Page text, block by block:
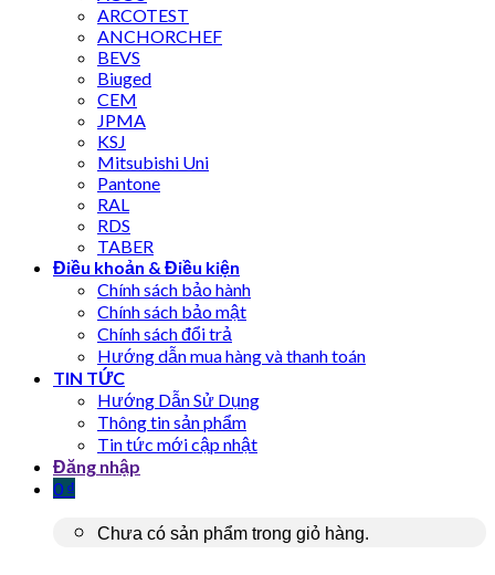
ARCOTEST
ANCHORCHEF
BEVS
Biuged
CEM
JPMA
KSJ
Mitsubishi Uni
Pantone
RAL
RDS
TABER
Điều khoản & Điều kiện
Chính sách bảo hành
Chính sách bảo mật
Chính sách đổi trả
Hướng dẫn mua hàng và thanh toán
TIN TỨC
Hướng Dẫn Sử Dụng
Thông tin sản phẩm
Tin tức mới cập nhật
Đăng nhập
0 ₫
Chưa có sản phẩm trong giỏ hàng.